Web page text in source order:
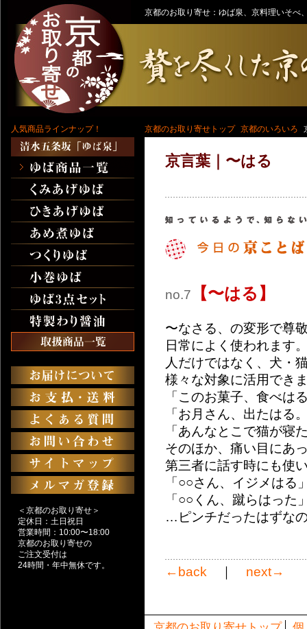
京都のお取り寄せ：ゆば泉、京料理いそべ
京都のお取り寄せトップ 京都のいろいろ
京言葉｜〜はる
no.7 【〜はる】
〜なさる、の変形で尊
日常によく使われます
人だけではなく、犬・
様々な対象に活用でき
「このお菓子、食べは
「お月さん、出たはる
「あんなとこで猫が寝
そのほか、痛い目にあ
第三者に話す時にも使
「○○さん、イジメはる
「○○くん、蹴らはった
…ピンチだったはずな
←back next→
人気商品ラインナップ！
＜京都のお取り寄せ＞
定休日：土日祝日
営業時間：10:00〜18:00
京都のお取り寄せの
ご注文受付は
24時間・年中無休です。